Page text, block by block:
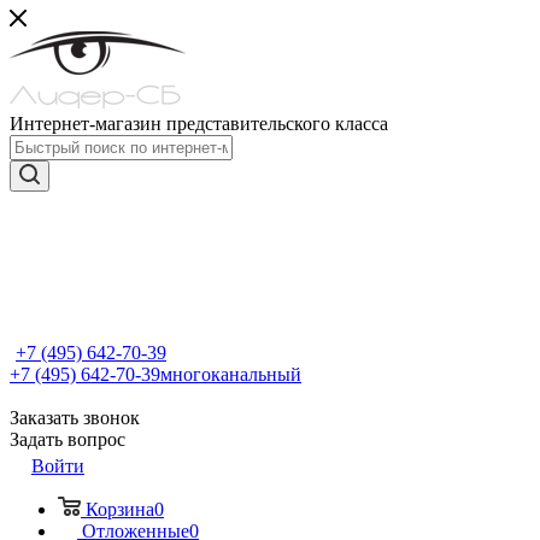
Интернет-магазин представительского класса
+7 (495) 642-70-39
+7 (495) 642-70-39многоканальный
Заказать звонок
Задать вопрос
Войти
Корзина0
Отложенные0